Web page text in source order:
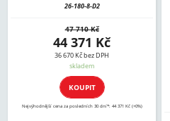
26-180-8-D2
47 710 Kč
44 371 Kč
36 670 Kč bez DPH
skladem
KOUPIT
Nejvýhodnější cena za posledních 30 dní*: 44 371 Kč (+0%)